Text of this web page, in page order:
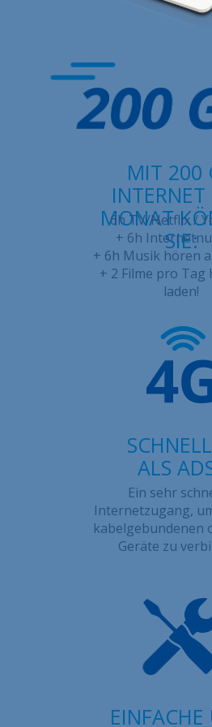
Über
MIT 200
INTERNET
MONAT
SIE:
6h TV/Netflix /
+ 6h
+ 6h Musik hören
+ 2 Filme pro
laden!
ALS
Ein sehr
Internetzugang,
kabelgebundenen
Geräte zu
EINFACHE